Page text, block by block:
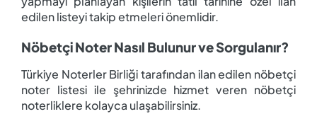
edilen listeyi takip etmeleri önemlidir.
Nöbetçi Noter Nasıl Bulunur ve Sorgulanır?
Türkiye Noterler Birliği tarafından ilan edilen nöbetçi
noter listesi ile şehrinizde hizmet veren nöbetçi
noterliklere kolayca ulaşabilirsiniz.